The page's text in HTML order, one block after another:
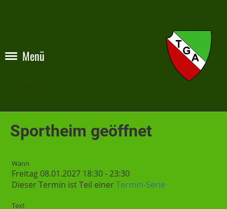
Menü
Sportheim geöffnet
Wann
Freitag 08.01.2027 18:30 - 23:30
Dieser Termin ist Teil einerTermin-Serie
Text